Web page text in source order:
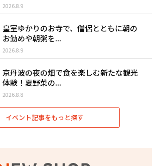
2026.8.9
皇室ゆかりのお寺で、僧侶とともに朝の
お勤めや朝粥を...
2026.8.9
京丹波の夜の畑で食を楽しむ新たな観光
体験！夏野菜の...
2026.8.8
イベント記事をもっと探す